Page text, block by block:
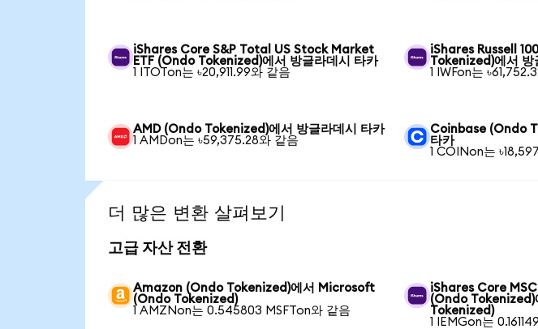
iShares Core S&P Total US Stock Market
ETF (Ondo Tokenized)에서 방글라데시 타카
1 ITOTon는 ৳20,911.99와 같음
iShares Russell
Tokenized)에서 방
1 IWFon는
AMD (Ondo Tokenized)에서 방글라데시 타카
1 AMDon는 ৳59,375.28와 같음
Coinbase (Ondo
타카
1 COINon는
더 많은 변환 살펴보기
고급 자산 전환
Amazon (Ondo Tokenized)에서 Microsoft
(Ondo Tokenized)
1 AMZNon는 0.545803 MSFTon와 같음
iShares Core
(Ondo
Tokenized)
1 IEMGon는